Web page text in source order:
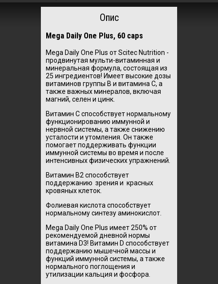
Опис
Mega Daily One Plus, 60 caps
Mega Daily One Plus от Scitec Nutrition -
продвинутая мульти-витаминная и
минеральная формула, состоящая из
25 ингредиентов! Имеет высокие дозы
витаминов группы В и витамина С, а
также важных минералов, включая
магний, селен и цинк.
Витамин С способствует нормальному
функционированию иммунной и
нервной системы, а также снижению
усталости и утомления. Он также
помогает поддерживать функции
иммунной системы во время и после
интенсивных физических упражнений.
Витамин В2 способствует
поддержанию зрения и красных
кровяных клеток.
Фолиевая кислота способствует
нормальному синтезу аминокислот.
Mega Daily One Plus имеет 250% от
рекомендуемой дневной нормы
витамина D3! Витамин D способствует
поддержанию мышечной массы и
функций иммунной системы, а также
нормального поглощения и
утилизации кальция и фосфора.